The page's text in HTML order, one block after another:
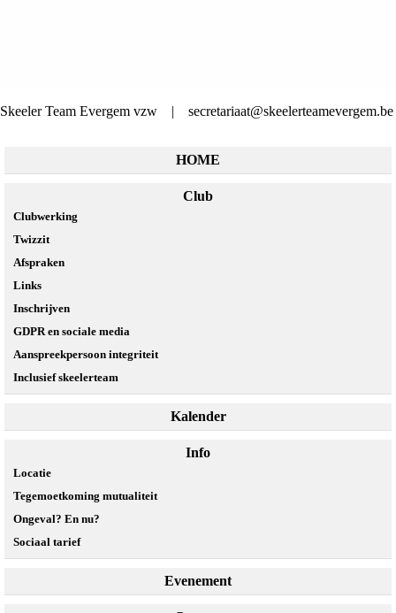
Skeeler Team Evergem vzw | secretariaat@skeelerteamevergem.be
HOME
Club
Clubwerking
Twizzit
Afspraken
Links
Inschrijven
GDPR en sociale media
Aanspreekpersoon integriteit
Inclusief skeelerteam
Kalender
Info
Locatie
Tegemoetkoming mutualiteit
Ongeval? En nu?
Sociaal tarief
Evenement